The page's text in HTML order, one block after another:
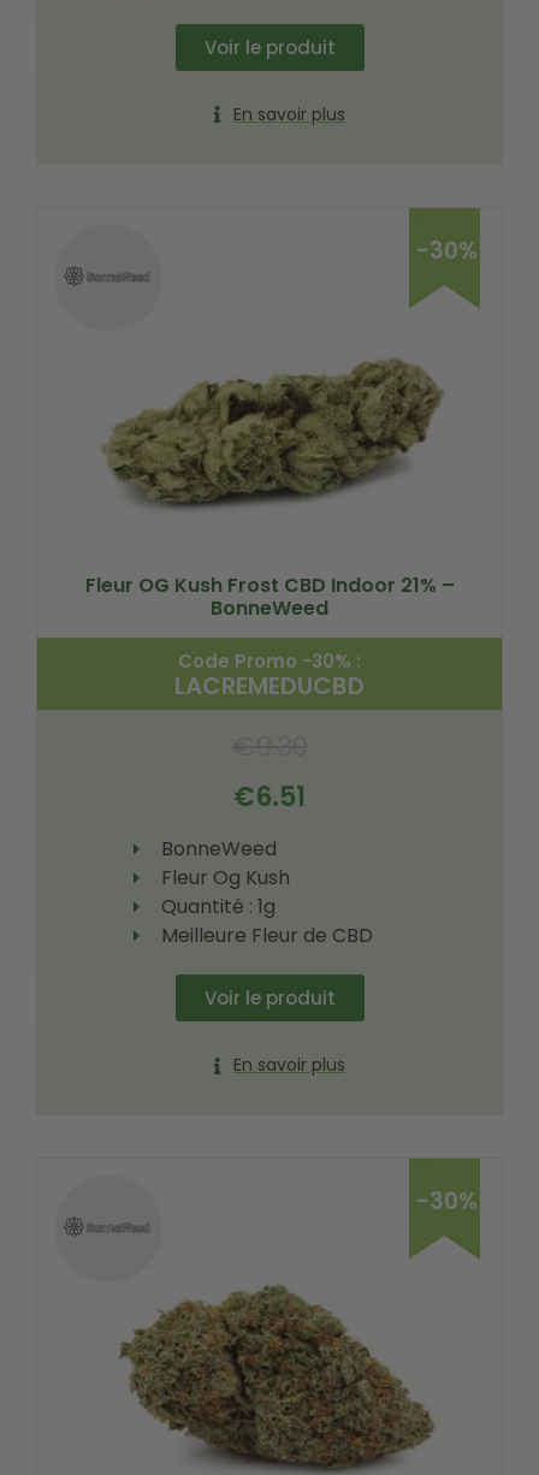
Voir le produit
En savoir plus
-30%
Fleur OG Kush Frost CBD Indoor 21% –
BonneWeed
Code Promo -30% :
LACREMEDUCBD
€6.51
BonneWeed
Fleur Og Kush
Quantité : 1g
Meilleure Fleur de CBD
Voir le produit
En savoir plus
-30%